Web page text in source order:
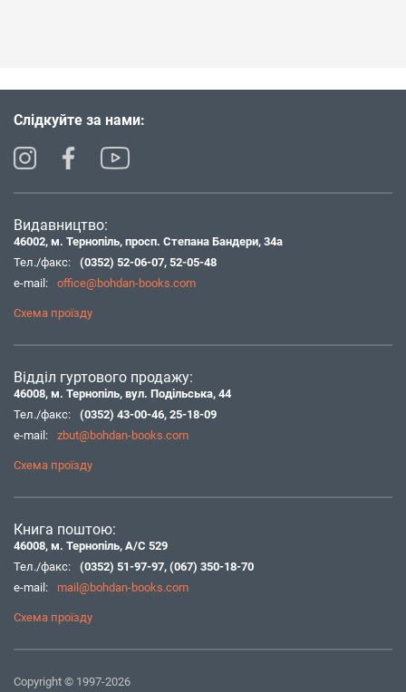
Слідкуйте за нами:
Видавництво:
46002, м. Тернопіль, просп. Степана Бандери, 34а
Тел./факс:
(0352) 52-06-07, 52-05-48
e-mail:
office@bohdan-books.com
Схема проїзду
Відділ гуртового продажу:
46008, м. Тернопіль, вул. Подільська, 44
Тел./факс:
(0352) 43-00-46, 25-18-09
e-mail:
zbut@bohdan-books.com
Схема проїзду
Книга поштою:
46008, м. Тернопіль, А/С 529
Тел./факс:
(0352) 51-97-97, (067) 350-18-70
e-mail:
mail@bohdan-books.com
Схема проїзду
Copyright © 1997-2026